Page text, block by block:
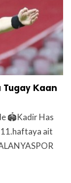
Tugay Kaan
🏟️Kadir Has
ait